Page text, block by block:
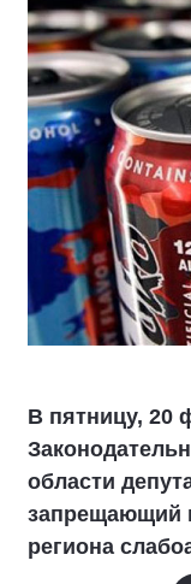
В пятницу, 20
области
запрещающий
региона